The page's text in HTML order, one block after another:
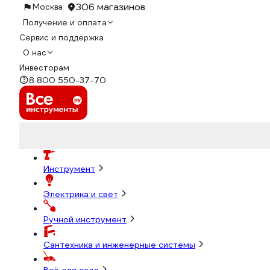
Москва 306 магазинов
Получение и оплата
Сервис и поддержка
О нас
Инвесторам
8 800 550-37-70
Инструмент
Электрика и свет
Ручной инструмент
Сантехника и инженерные системы